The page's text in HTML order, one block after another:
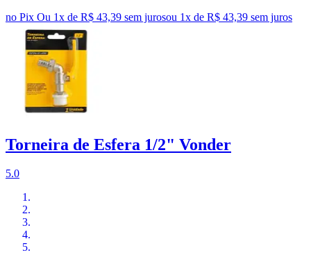
no Pix Ou 1x de R$ 43,39 sem jurosou 1x de R$ 43,39 sem juros
Torneira de Esfera 1/2" Vonder
5.0